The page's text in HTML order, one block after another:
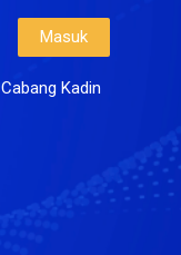
Masuk
Cabang Kadin